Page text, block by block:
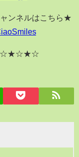
ンネルはこちら★